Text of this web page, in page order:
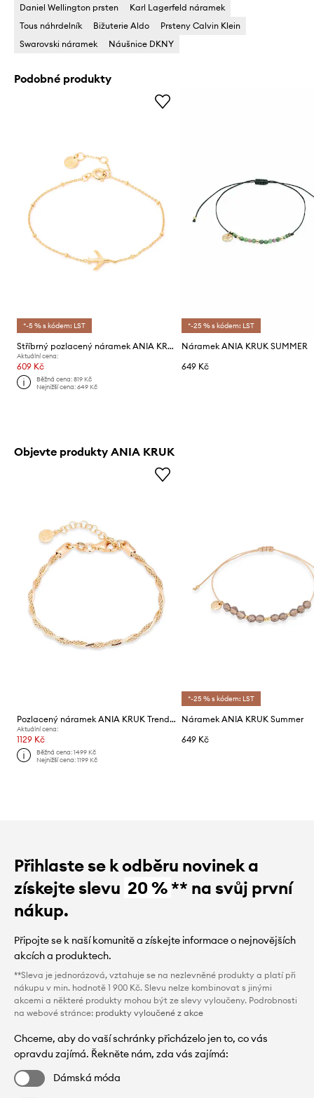
Daniel Wellington prsten
Karl Lagerfeld náramek
Tous náhrdelník
Bižuterie Aldo
Prsteny Calvin Klein
Swarovski náramek
Náušnice DKNY
Podobné produkty
*-5 % s kódem: LST
Stříbrný pozlacený náramek ANIA KRUK Azymut
Aktuální cena:
609 Kč
Běžná cena:819 Kč
Nejnižší cena:649 Kč
*-25 % s kódem: LST
Náramek ANIA KRUK SUMMER
649 Kč
Objevte produkty ANIA KRUK
Pozlacený náramek ANIA KRUK Trendy
Aktuální cena:
1129 Kč
Běžná cena:1499 Kč
Nejnižší cena:1199 Kč
*-25 % s kódem: LST
Náramek ANIA KRUK Summer
649 Kč
Přihlaste se k odběru novinek a
získejte slevu 20 %** na svůj první
nákup.
Připojte se k naší komunitě a získejte informace o nejnovějších
akcích a produktech.
**Sleva je jednorázová, vztahuje se na nezlevněné produkty a platí při
nákupu v min. hodnotě 1 900 Kč. Slevu nelze kombinovat s jinými
akcemi a některé produkty mohou být ze slevy vyloučeny. Podrobnosti
na webové stránce: produkty vyloučené z akce
Chceme, aby do vaší schránky přicházelo jen to, co vás
opravdu zajímá. Řekněte nám, zda vás zajímá:
Dámská móda